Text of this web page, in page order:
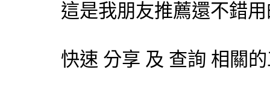
這是我朋友推薦還不錯
快速 分享 及 查詢 相關